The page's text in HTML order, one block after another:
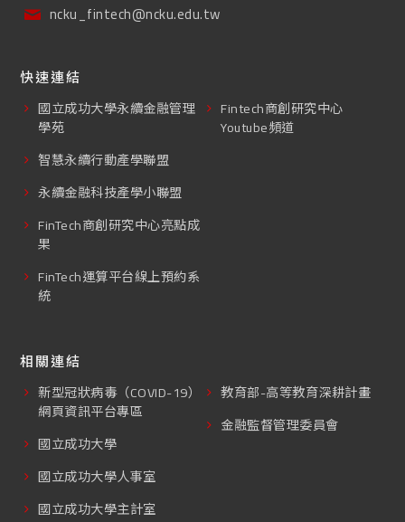
ncku_fintech@ncku.edu.tw
快速連結
國立成功大學永續金融管理
學苑
智慧永續行動產學聯盟
永續金融科技產學小聯盟
FinTech商創研究中心亮點成
果
FinTech運算平台線上預約系
統
Fintech商創研究中心
Youtube頻道
相關連結
新型冠狀病毒（COVID-19）
網頁資訊平台專區
國立成功大學
國立成功大學人事室
國立成功大學主計室
教育部-高等教育深耕計畫
金融監督管理委員會